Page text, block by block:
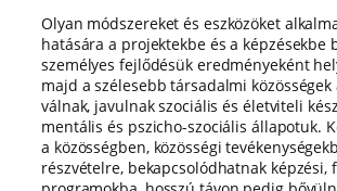
Olyan módszereket és eszközöket
hatására a projektekbe és a képzésekbe
személyes fejlődésük eredményeként
majd a szélesebb társadalmi
válnak, javulnak szociális és életviteli
mentális és pszicho-szociális állapotuk.
a közösségben, közösségi
részvételre, bekapcsolódhatnak képzési,